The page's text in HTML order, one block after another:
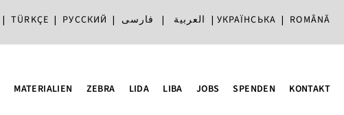
|TÜRKÇE | РУССКИЙ | العربية | فارسی | УКРАЇНСЬКА | ROMÂNĂ
MATERIALIEN ZEBRA LIDA LIBA JOBS SPENDEN KONTAKT